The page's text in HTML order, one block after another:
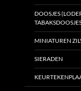
DOOSJES
MINIATUREN
SIERADEN